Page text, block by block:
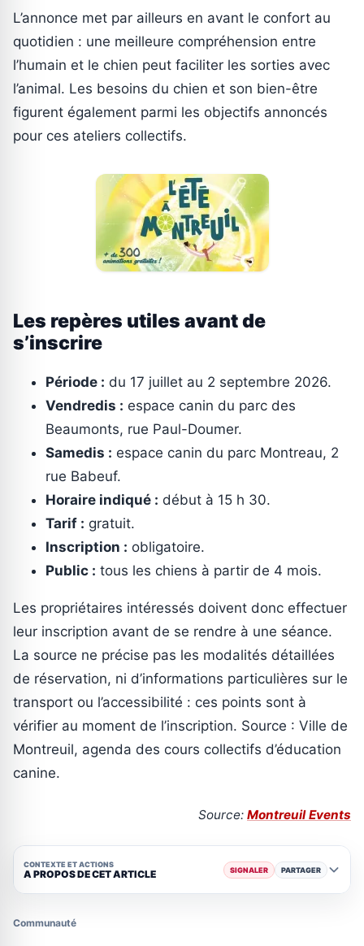
L’annonce met par ailleurs en avant le confort au
quotidien : une meilleure compréhension entre
l’humain et le chien peut faciliter les sorties avec
l’animal. Les besoins du chien et son bien-être
figurent également parmi les objectifs annoncés
pour ces ateliers collectifs.
Les repères utiles avant de
s’inscrire
Période : du 17 juillet au 2 septembre 2026.
Vendredis : espace canin du parc des
Beaumonts, rue Paul-Doumer.
Samedis : espace canin du parc Montreau, 2
rue Babeuf.
Horaire indiqué : début à 15 h 30.
Tarif : gratuit.
Inscription : obligatoire.
Public : tous les chiens à partir de 4 mois.
Les propriétaires intéressés doivent donc effectuer
leur inscription avant de se rendre à une séance.
La source ne précise pas les modalités détaillées
de réservation, ni d’informations particulières sur le
transport ou l’accessibilité : ces points sont à
vérifier au moment de l’inscription. Source : Ville de
Montreuil, agenda des cours collectifs d’éducation
canine.
Source: Montreuil Events
CONTEXTE ET ACTIONS
A PROPOS DE CET ARTICLE SIGNALER PARTAGER
Communauté